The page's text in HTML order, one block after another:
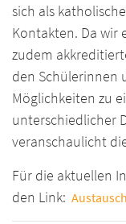
sich als
Kontakten. Da wir
zudem
den Schülerinnen
Möglichkeiten zu
unterschiedlicher
veranschaulicht
Für die aktuellen
den Link: